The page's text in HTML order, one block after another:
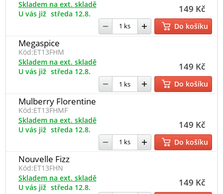
149 Kč
Skladem na ext. skladě
U vás již středa 12.8.
Do košíku
Megaspice
Kód:ET13FHM
149 Kč
Skladem na ext. skladě
U vás již středa 12.8.
Do košíku
Mulberry Florentine
Kód:ET13FHMF
149 Kč
Skladem na ext. skladě
U vás již středa 12.8.
Do košíku
Nouvelle Fizz
Kód:ET13FHN
149 Kč
Skladem na ext. skladě
U vás již středa 12.8.